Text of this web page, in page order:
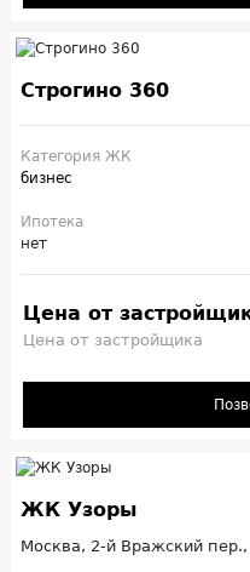
Строгино 360
Категория ЖК
бизнес
Ипотека
нет
Цена от
Цена от застройщика
ЖК Узоры
Москва, 2-й Вражский пер.,